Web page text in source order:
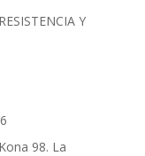
Y
98. La